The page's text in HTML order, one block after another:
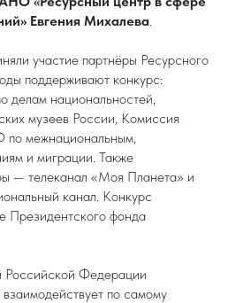
Евгения Михалева.
участие партнёры Ресурсного
поддерживают конкурс:
делам национальностей,
музеев России, Комиссия
по межнациональным,
и миграции. Также
— телеканал «Моя Планета» и
канал. Конкурс
Президентского фонда
Федерации
по самому